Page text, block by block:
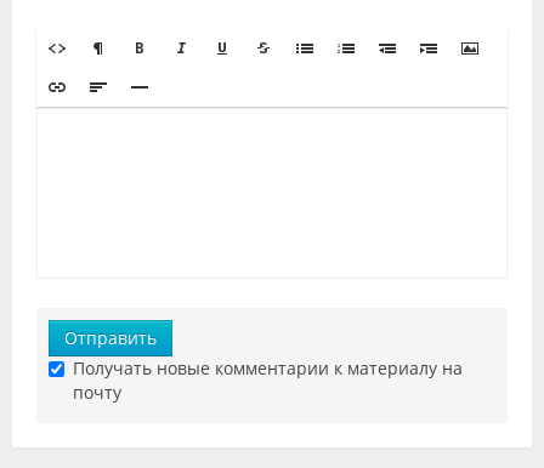
Отправить
Получать новые комментарии к материалу на
почту